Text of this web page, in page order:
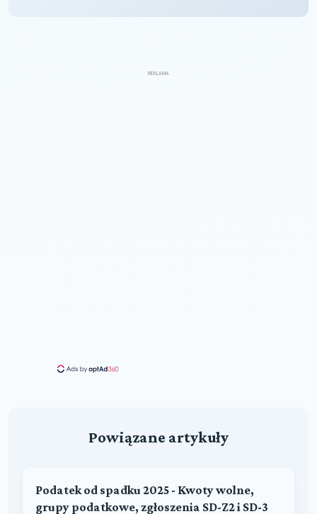
REKLAMA
Powiązane artykuły
Podatek od spadku 2025 - Kwoty wolne,
grupy podatkowe, zgłoszenia SD-Z2 i SD-3